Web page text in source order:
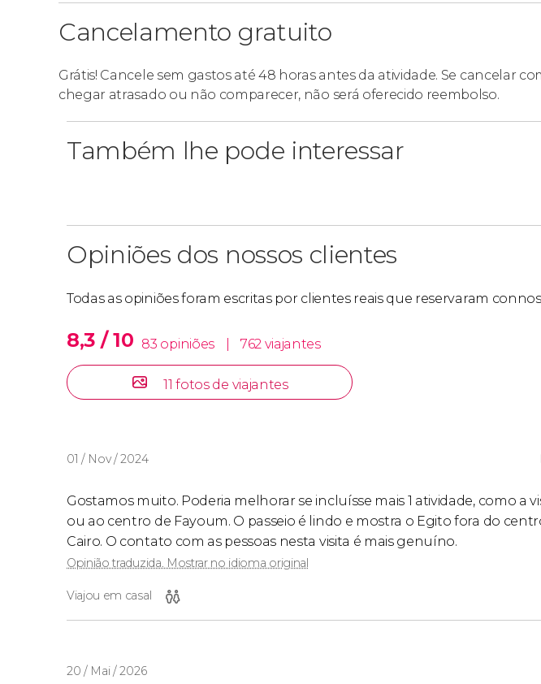
Cancelamento gratuito
Grátis! Cancele sem gastos até 48 horas antes da atividade. Se cancelar
chegar atrasado ou não comparecer, não será oferecido reembolso.
Também lhe pode interessar
Opiniões dos nossos clientes
Todas as opiniões foram escritas por clientes reais que reservaram
8,3 / 10 83 opiniões 762 viajantes
11 fotos de viajantes
01 / Nov / 2024
Gostamos muito. Poderia melhorar se incluísse mais 1 atividade, como a
ou ao centro de Fayoum. O passeio é lindo e mostra o Egito fora do
Cairo. O contato com as pessoas nesta visita é mais genuíno.
Opinião traduzida. Mostrar no idioma original
Viajou em casal
20 / Mai / 2026